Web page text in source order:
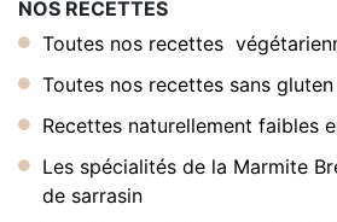
NOS RECETTES
Toutes nos recettes
Toutes nos recettes sans gluten
Recettes naturellement faibles
Les spécialités de la Marmite
de sarrasin